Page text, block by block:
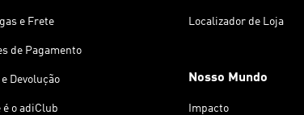
e Frete
de Pagamento
Devolução
é o adiClub
Localizador de Loja
Nosso Mundo
Impacto